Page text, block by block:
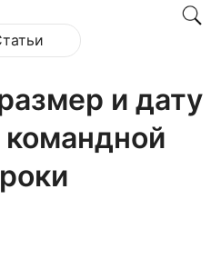
и дату